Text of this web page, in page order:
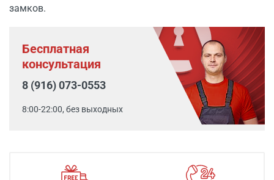
замков.
Бесплатная
консультация
8 (916) 073-0553
8:00-22:00, без выходных